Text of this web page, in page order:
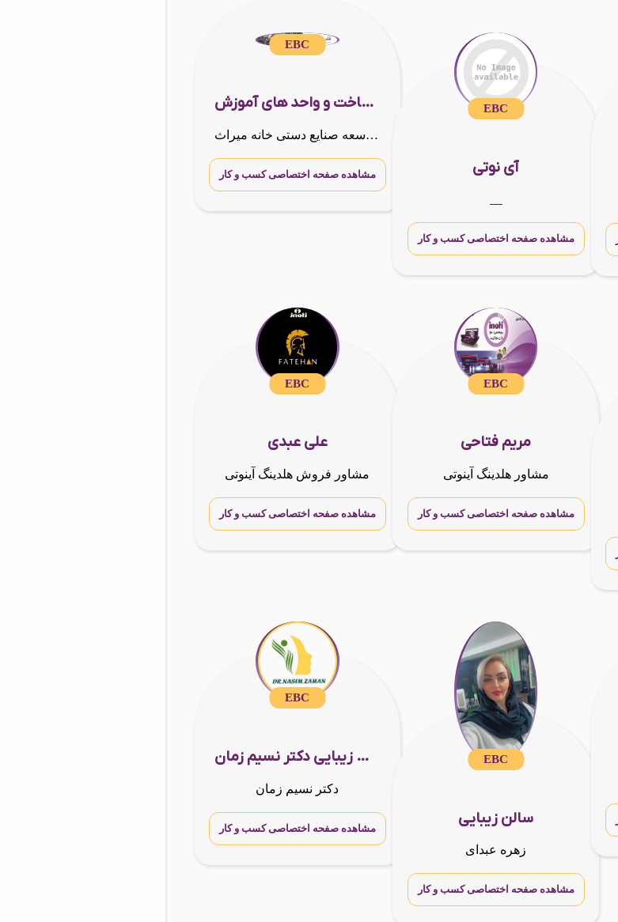
EBC
تولیدکنندگان و فروشگاه های قلم زنی اصفهان به انضمام تامین کنندگان زیر ساخت و واحد های آموزش
مجموعه تحقیق و توسعه صنایع دستی خانه میراث
مشاهده صفحه اختصاصی کسب و کار
EBC
آی نوتی
مشاهده صفحه اختصاصی کسب و کار
EBC
علی عبدی
مشاور فروش هلدینگ آینوتی
مشاهده صفحه اختصاصی کسب و کار
EBC
مریم فتاحی
مشاور هلدینگ آینوتی
مشاهده صفحه اختصاصی کسب و کار
EBC
کلینیک زیبایی دکتر نسیم زمان
دکتر نسیم زمان
مشاهده صفحه اختصاصی کسب و کار
EBC
سالن زیبایی
زهره عبدای
مشاهده صفحه اختصاصی کسب و کار